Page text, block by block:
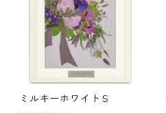
ミルキーホワイトＳ